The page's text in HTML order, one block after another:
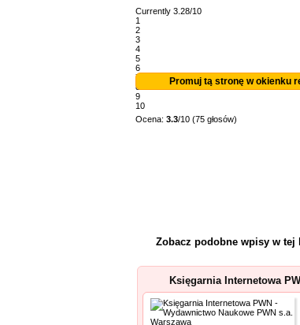
Currently 3.28/10
1
2
3
4
5
6
7
8
9
10
Ocena: 3.3/10 (75 głosów)
Promuj tą stronę w okienku
Zobacz podobne wpisy w tej
Księgarnia Internetowa